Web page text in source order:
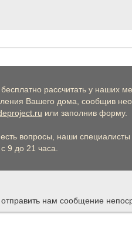
рассчитать у наших
Вашего дома, сообщив
или заполнив форму.
вопросы, наши
9 до 21 часа.
нам сообщение